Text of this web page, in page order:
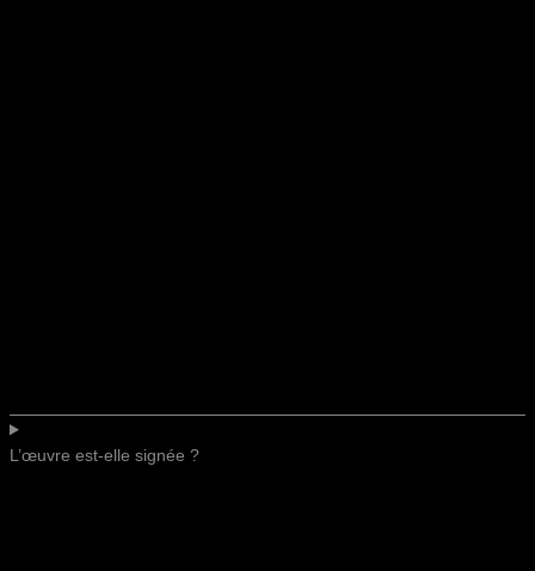
L’œuvre est-elle signée ?